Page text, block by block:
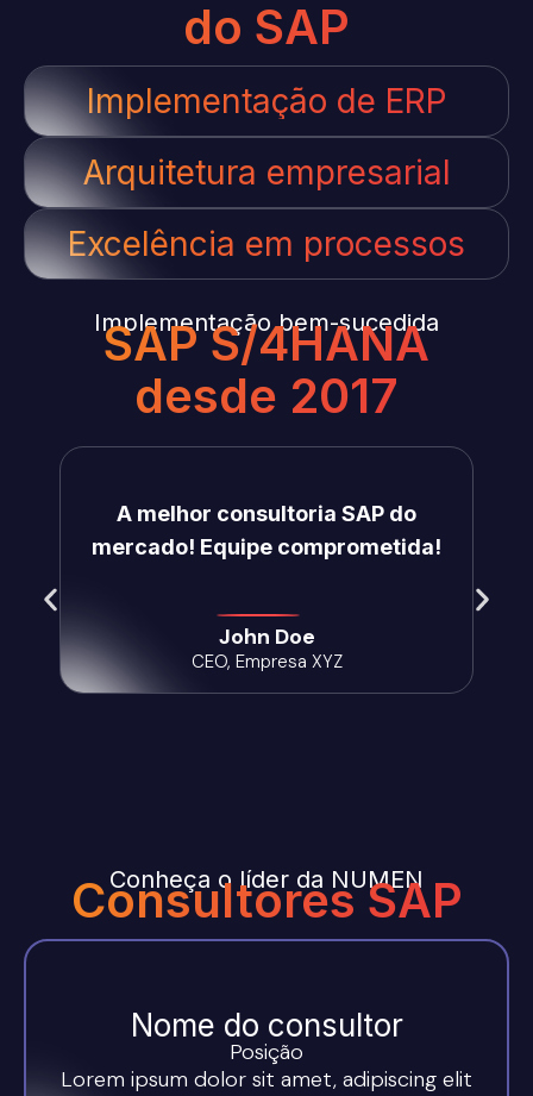
do SAP
Implementação de ERP
Arquitetura empresarial
Excelência em processos
Implementação bem-sucedida
SAP S/4HANA
desde 2017
A melhor consultoria SAP do
mercado! Equipe comprometida!
John Doe
CEO, Empresa XYZ
Conheça o líder da NUMEN
Consultores SAP
Nome do consultor
Posição
Lorem ipsum dolor sit amet, adipiscing elit